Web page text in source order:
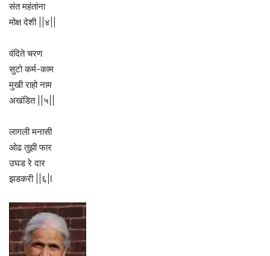
संत महंतांना
मोक्ष देशी ||४||
वंदिते चरण
सुटो कर्म-काम
मुखी राहो नाम
अखंडित ||५||
लागली मनासी
ओढ तुझी फार
उघड रे दार
झडकरी ||६|l